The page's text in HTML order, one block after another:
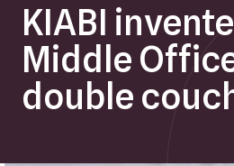
KIABI
Middle
double